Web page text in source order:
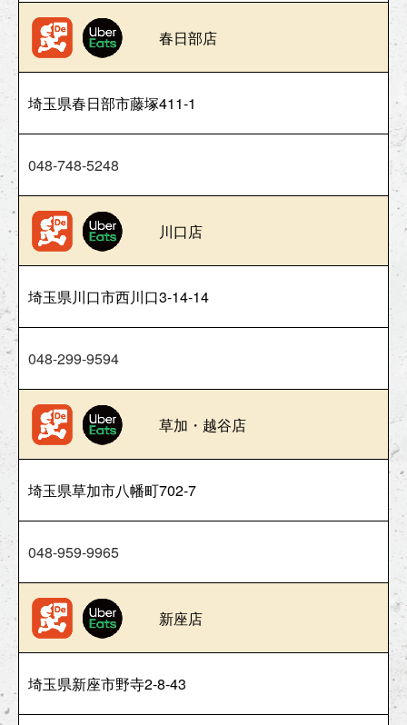
春日部店
埼玉県春日部市藤塚411-1
048-748-5248
川口店
埼玉県川口市西川口3-14-14
048-299-9594
草加・越谷店
埼玉県草加市八幡町702-7
048-959-9965
新座店
埼玉県新座市野寺2-8-43